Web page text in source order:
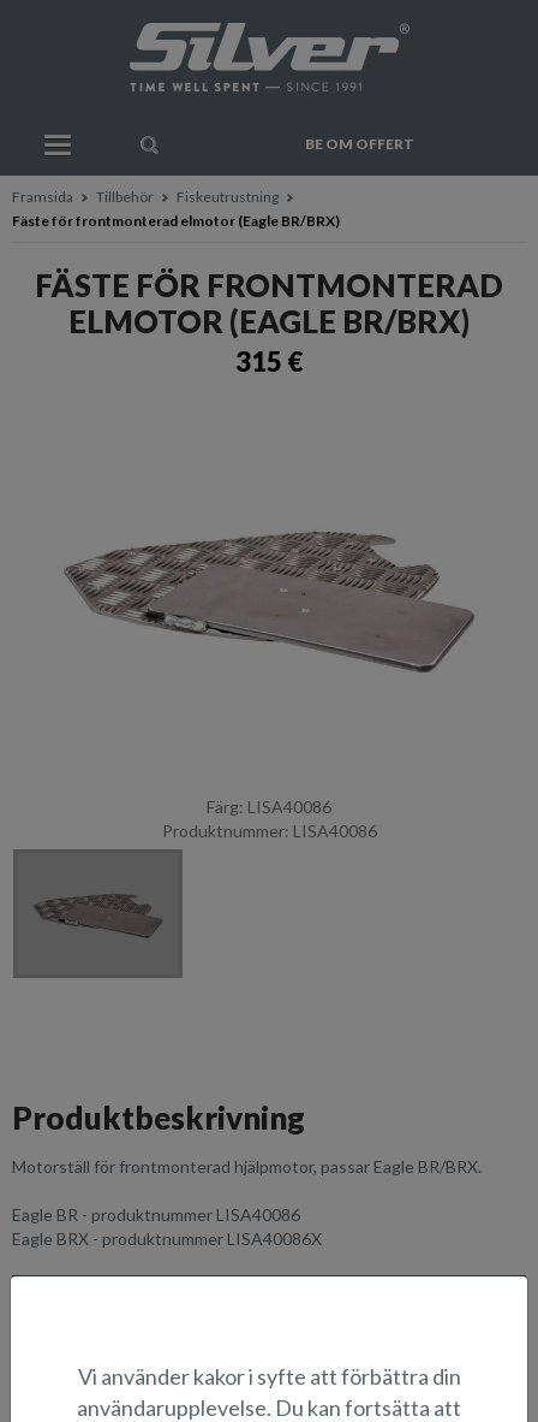
BE OM OFFERT
Framsida Tillbehör
Fiskeutrustning
Fäste för frontmonterad elmotor (Eagle BR/BRX)
FÄSTE FÖR FRONTMONTERAD
ELMOTOR (EAGLE BR/BRX)
315 €
Färg: LISA40086
Produktnummer: LISA40086
Produktbeskrivning
Motorställ för frontmonterad hjälpmotor, passar Eagle BR/BRX.
Eagle BR - produktnummer LISA40086
Eagle BRX - produktnummer LISA40086X
Vi använder kakor i syfte att förbättra din
användarupplevelse. Du kan fortsätta att